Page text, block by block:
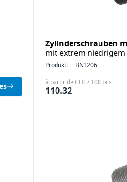
Zylinderschrauben
mit extrem niedrigem
Produkt: BN1206
à partir de CHF / 100 pcs
110.32